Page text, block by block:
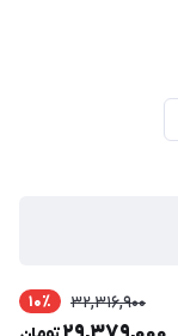
32,316,900 10٪